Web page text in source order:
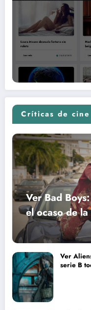
Críticas de cine
Ver Bad
el ocaso de
Ver
serie B